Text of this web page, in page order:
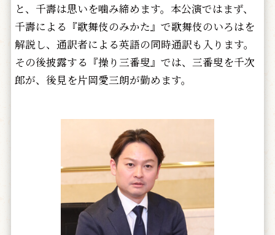
と、千壽は思いを噛み締めます。本公演ではまず、
千壽による『歌舞伎のみかた』で歌舞伎のいろはを
解説し、通訳者による英語の同時通訳も入ります。
その後披露する『操り三番叟』では、三番叟を千次
郎が、後見を片岡愛三朗が勤めます。